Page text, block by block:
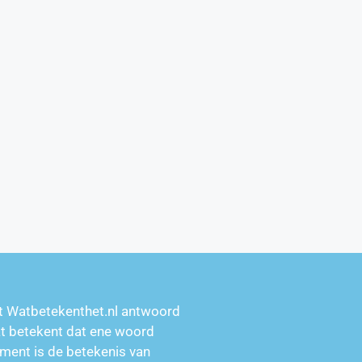
Watbetekenthet.nl antwoord
betekent dat ene woord
is de betekenis van